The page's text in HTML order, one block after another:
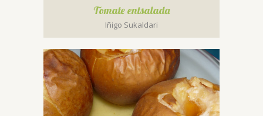
Tomate entsalada
Iñigo Sukaldari